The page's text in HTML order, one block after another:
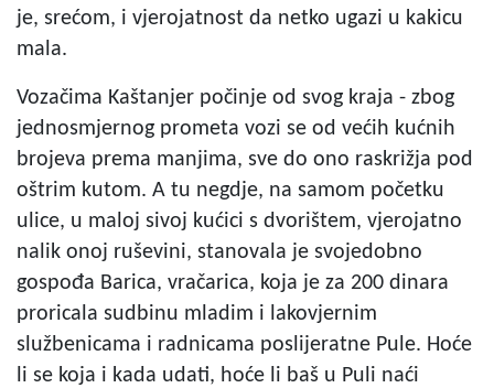
je, srećom, i vjerojatnost da netko ugazi u kakicu
mala.
Vozačima Kaštanjer počinje od svog kraja - zbog
jednosmjernog prometa vozi se od većih kućnih
brojeva prema manjima, sve do ono raskrižja pod
oštrim kutom. A tu negdje, na samom početku
ulice, u maloj sivoj kućici s dvorištem, vjerojatno
nalik onoj ruševini, stanovala je svojedobno
gospođa Barica, vračarica, koja je za 200 dinara
proricala sudbinu mladim i lakovjernim
službenicama i radnicama poslijeratne Pule. Hoće
li se koja i kada udati, hoće li baš u Puli naći